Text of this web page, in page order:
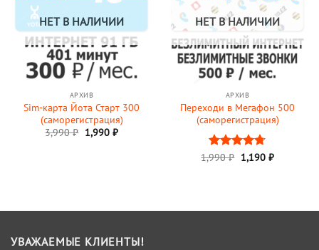
НЕТ В НАЛИЧИИ
АРХИВ
Sim-карта Йота Старт 300
(саморегистрация)
3,990₽ Первоначальная
цена
1,990 ₽Текущая
НЕТ В НАЛИЧИИ
АРХИВ
Переходи в Мегафон 500
(саморегистрация)
Оценка
1,990₽ Первоначальная
цена
1,190 ₽Текущая
УВАЖАЕМЫЕ КЛИЕНТЫ!